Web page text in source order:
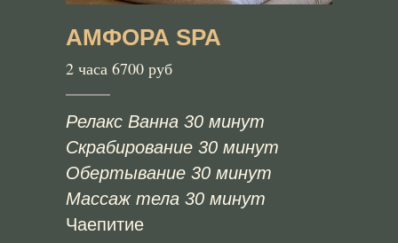
АМФОРА SPA
2 часа 6700 руб
Релакс Ванна 30 минут
Скрабирование 30 минут
Обертывание 30 минут
Массаж тела 30 минут
Чаепитие